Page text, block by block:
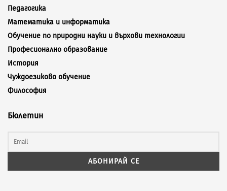
Педагогика
Математика и информатика
Обучение по природни науки и върхови технологии
Професионално образование
История
Чуждоезиково обучение
Философия
Бюлетин